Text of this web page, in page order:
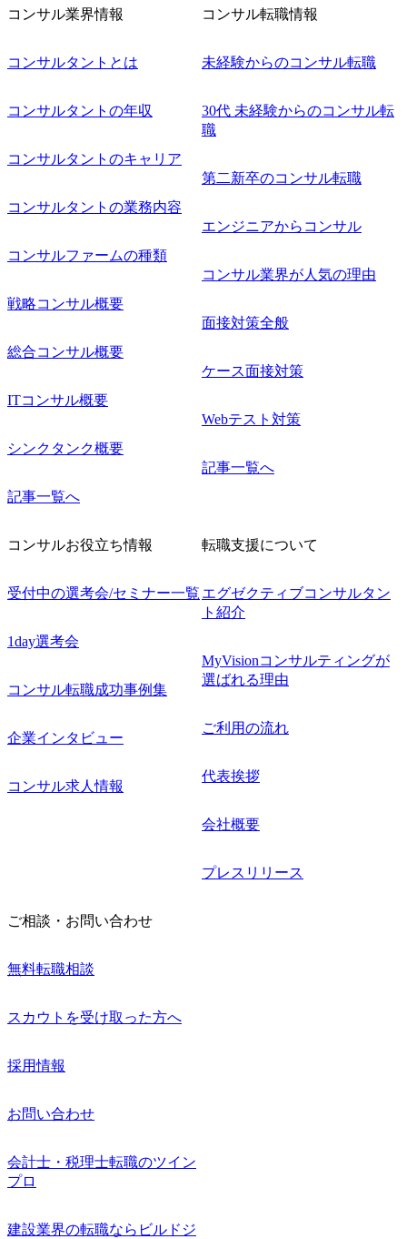
則により就業時間内の喫煙を全面的に禁止 ・禁煙サポート
制度あり オンライン ● 必須要件 以下いずれかのご経験をお
件定義～基本設計など上流経験2年以上 ・PMO経験2年以上
工程の経験 ・サブリーダー以上のマネジメント経験 ・お客
様との折衝経験、交渉経験 ・組織課題に対して主体的に業
務改善に取り組まれたご経験 ・アジャイル/スクラムへの興
味関心 ● 求める人物像 ・リーダーシップが取れる方/一人称
で主体的に動ける方 ・年齢にこだわらず、アドバイスを素
直に受け取れる方 ・推進力のある方
コンサル業界情報
コンサルタントとは
コンサルタントの年収
コンサルタントのキャリア
コンサルタントの業務内容
コンサルファームの種類
戦略コンサル概要
総合コンサル概要
ITコンサル概要
シンクタンク概要
記事一覧へ
コンサル転職情報
未経験からのコンサル転職
30代 未経験からのコンサル転
職
第二新卒のコンサル転職
エンジニアからコンサル
コンサル業界が人気の理由
面接対策全般
ケース面接対策
Webテスト対策
記事一覧へ
コンサルお役立ち情報
受付中の選考会/セミナー一覧
1day選考会
コンサル転職成功事例集
企業インタビュー
コンサル求人情報
転職支援について
エグゼクティブコンサルタン
ト紹介
MyVisionコンサルティングが
選ばれる理由
ご利用の流れ
代表挨拶
会社概要
プレスリリース
ご相談・お問い合わせ
無料転職相談
スカウトを受け取った方へ
採用情報
お問い合わせ
会計士・税理士転職のツイン
プロ
建設業界の転職ならビルドジ